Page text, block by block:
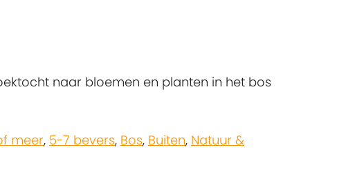
naar bloemen en planten in het bos
meer, 5-7 bevers, Bos, Buiten, Natuur &